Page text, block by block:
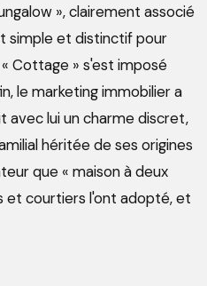
», clairement associé
simple et distinctif pour
Cottage » s'est imposé
le marketing immobilier a
avec lui un charme discret,
héritée de ses origines
que « maison à deux
et courtiers l'ont adopté, et